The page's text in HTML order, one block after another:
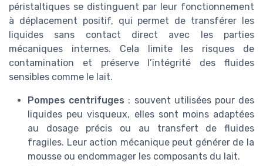
péristaltiques se distinguent par leur fonctionnement
à déplacement positif, qui permet de transférer les
liquides sans contact direct avec les parties
mécaniques internes. Cela limite les risques de
contamination et préserve l’intégrité des fluides
sensibles comme le lait.
Pompes centrifuges : souvent utilisées pour des
liquides peu visqueux, elles sont moins adaptées
au dosage précis ou au transfert de fluides
fragiles. Leur action mécanique peut générer de la
mousse ou endommager les composants du lait.